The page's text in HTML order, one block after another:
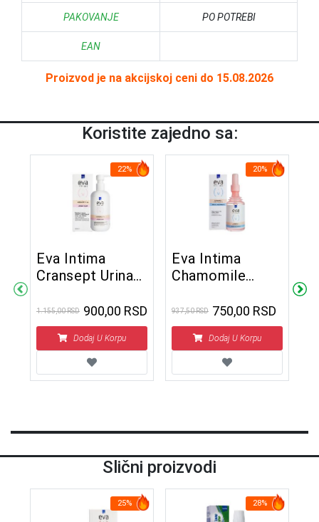
PAKOVANJE PO POTREBI
EAN
Proizvod je na akcijskoj ceni do 15.08.2026
Koristite zajedno sa:
22%
Eva Intima
Cransept Urinary
ml
1.155,00 RSD 900,00 RSD
Dodaj U Korpu
20%
Eva Intima
Chamomile
937,50 RSD 750,00 RSD
Dodaj U Korpu
Slični proizvodi
25% 28%